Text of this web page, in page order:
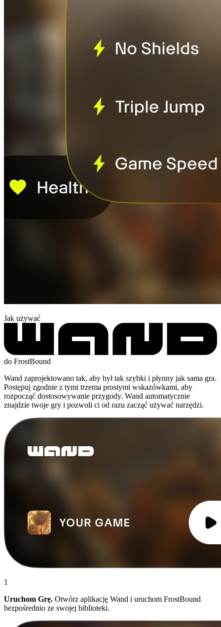
Jak używać
do FrostBound
Wand zaprojektowano tak, aby był tak szybki i płynny jak sama gra.
Postępuj zgodnie z tymi trzema prostymi wskazówkami, aby
rozpocząć dostosowywanie przygody. Wand automatycznie
znajdzie twoje gry i pozwoli ci od razu zacząć używać narzędzi.
1
Uruchom Grę. Otwórz aplikację Wand i uruchom FrostBound
bezpośrednio ze swojej biblioteki.